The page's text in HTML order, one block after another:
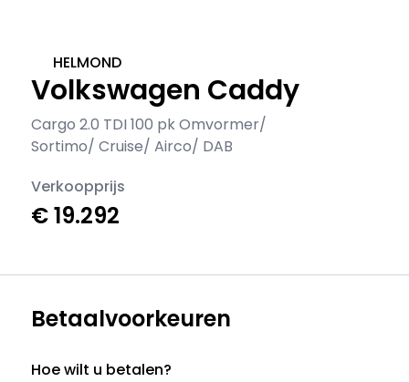
Volkswagen Caddy
Cargo 2.0 TDI 100 pk Omvormer/
Sortimo/ Cruise/ Airco/ DAB
HELMOND
Verkoopprijs
€ 19.292
Betaalvoorkeuren
Hoe wilt u betalen?